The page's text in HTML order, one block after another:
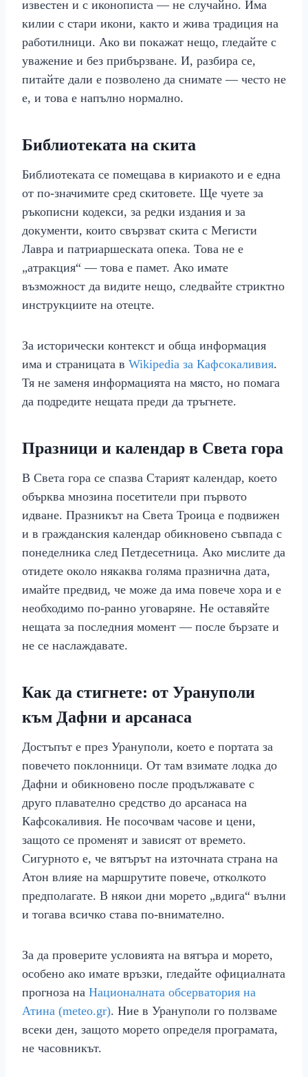
известен и с иконописта — не случайно. Има
килии с стари икони, както и жива традиция на
работилници. Ако ви покажат нещо, гледайте с
уважение и без прибързване. И, разбира се,
питайте дали е позволено да снимате — често не
е, и това е напълно нормално.
Библиотеката на скита
Библиотеката се помещава в кириакото и е една
от по-значимите сред скитовете. Ще чуете за
ръкописни кодекси, за редки издания и за
документи, които свързват скита с Мегисти
Лавра и патриаршеската опека. Това не е
„атракция“ — това е памет. Ако имате
възможност да видите нещо, следвайте стриктно
инструкциите на отецте.
За исторически контекст и обща информация
има и страницата в Wikipedia за Кафсокаливия.
Тя не заменя информацията на място, но помага
да подредите нещата преди да тръгнете.
Празници и календар в Света гора
В Света гора се спазва Старият календар, което
обърква мнозина посетители при първото
идване. Празникът на Света Троица е подвижен
и в гражданския календар обикновено съвпада с
понеделника след Петдесетница. Ако мислите да
отидете около някаква голяма празнична дата,
имайте предвид, че може да има повече хора и е
необходимо по-ранно уговаряне. Не оставяйте
нещата за последния момент — после бързате и
не се наслаждавате.
Как да стигнете: от Урануполи
към Дафни и арсанаса
Достъпът е през Урануполи, което е портата за
повечето поклонници. От там взимате лодка до
Дафни и обикновено после продължавате с
друго плавателно средство до арсанаса на
Кафсокаливия. Не посочвам часове и цени,
защото се променят и зависят от времето.
Сигурното е, че вятърът на източната страна на
Атон влияе на маршрутите повече, отколкото
предполагате. В някои дни морето „вдига“ вълни
и тогава всичко става по-внимателно.
За да проверите условията на вятъра и морето,
особено ако имате връзки, гледайте официалната
прогноза на Националната обсерватория на
Атина (meteo.gr). Ние в Урануполи го ползваме
всеки ден, защото морето определя програмата,
не часовникът.